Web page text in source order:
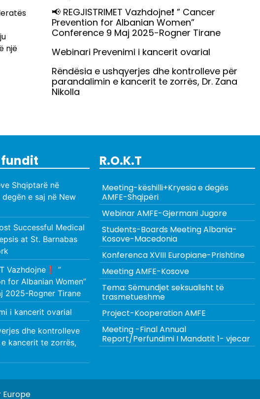
një
📢 REGJISTRIMET Vazhdojne❗️ ” Cancer
Prevention for Albanian Women”
Conference 9 Maj 2025-Rogner Tirane
Webinari Prevenimi i kancerit ovarial
Rëndësia e ushqyerjes dhe kontrolleve për
parandalimin e kancerit te zorrës, Dr. Zana
Nikolla
fundit
Shqiptarë në
e saj në New
Successful Medical
at St. Barnabas
Vazhdojne❗️ ”
for Albanian Women”
2025-Rogner Tirane
i kancerit ovarial
dhe kontrolleve
kancerit te zorrës,
R.O.K.T
Meeting-këshilli+Kryesia e degës
AMFE-Shqipëri
Webinar AMFE-Gjermani Jugore
Students-Boards Meeting Albania-
Kosove-Macedonia
Konferenca XVIII Europiane-Prishtine
Meeting AMFE-Kosove
Tema: Sëmundjet seksualisht të
trasmetueshme
Project-Kooperation AMFE
Meeting -Final Annual
Report/Perfundimi I Mandatit 1- vjecar